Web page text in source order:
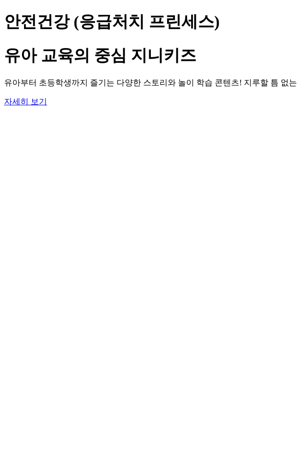
안전건강 (응급처치 프린세스)
유아 교육의 중심 지니키즈
유아부터 초등학생까지 즐기는 다양한 스토리와 놀이 학습 콘텐츠! 지루할 틈 없
자세히 보기